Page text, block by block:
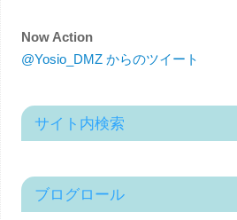
Now Action
@Yosio_DMZ からのツイート
サイト内検索
ブログロール